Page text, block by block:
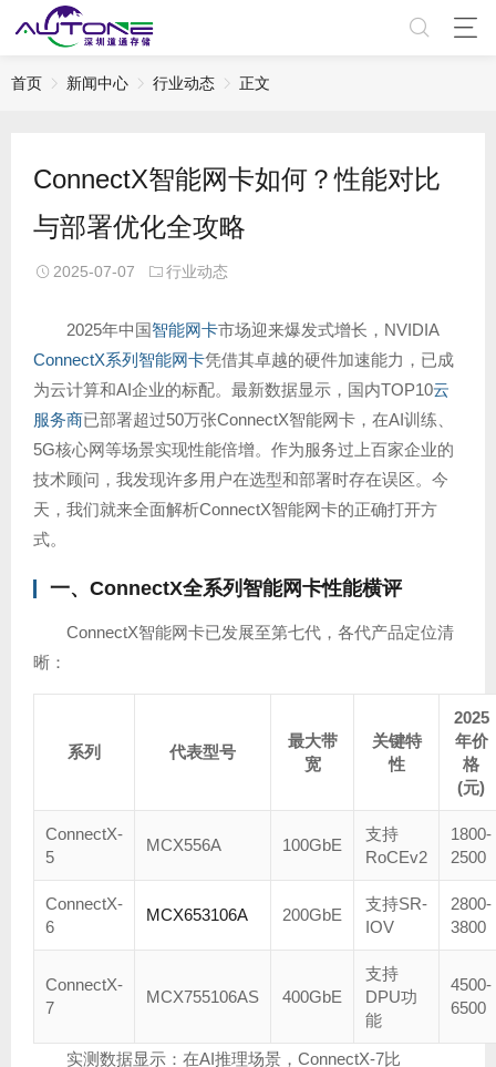
首页 新闻中心 行业动态 正文
ConnectX智能网卡如何？性能对比
与部署优化全攻略
2025-07-07 行业动态
2025年中国智能网卡市场迎来爆发式增长，NVIDIA
ConnectX系列智能网卡凭借其卓越的硬件加速能力，已成
为云计算和AI企业的标配。最新数据显示，国内TOP10云
服务商已部署超过50万张ConnectX智能网卡，在AI训练、
5G核心网等场景实现性能倍增。作为服务过上百家企业的
技术顾问，我发现许多用户在选型和部署时存在误区。今
天，我们就来全面解析ConnectX智能网卡的正确打开方
式。
一、ConnectX全系列智能网卡性能横评
ConnectX智能网卡已发展至第七代，各代产品定位清
晰：
系列 代表型号
最大带
宽
关键特
性
2025
年价
格
(元)
ConnectX-
5
MCX556A 100GbE
支持
RoCEv2
1800-
2500
ConnectX-
6
MCX653106A 200GbE
支持SR-
IOV
2800-
3800
ConnectX-
7
MCX755106AS 400GbE
支持
DPU功
能
4500-
6500
实测数据显示：在AI推理场景，ConnectX-7比